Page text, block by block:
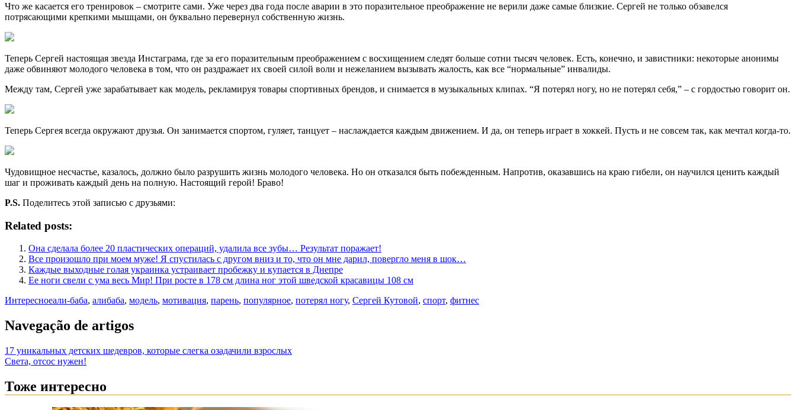
Что же касается его тренировок – смотрите сами. Уже через два года после аварии в это поразительное преображение не верили даже самые близкие. Сергей не только обзавелся
потрясающими крепкими мышцами, он буквально перевернул собственную жизнь.
Теперь Сергей настоящая звезда Инстаграма, где за его поразительным преображением с восхищением следят больше сотни тысяч человек. Есть, конечно, и завистники: некоторые анонимы
даже обвиняют молодого человека в том, что он раздражает их своей силой воли и нежеланием вызывать жалость, как все “нормальные” инвалиды.
Между там, Сергей уже зарабатывает как модель, рекламируя товары спортивных брендов, и снимается в музыкальных клипах. “Я потерял ногу, но не потерял себя,” – с гордостью говорит он.
Теперь Сергея всегда окружают друзья. Он занимается спортом, гуляет, танцует – наслаждается каждым движением. И да, он теперь играет в хоккей. Пусть и не совсем так, как мечтал когда-то.
Чудовищное несчастье, казалось, должно было разрушить жизнь молодого человека. Но он отказался быть побежденным. Напротив, оказавшись на краю гибели, он научился ценить каждый
шаг и проживать каждый день на полную. Настоящий герой! Браво!
P.S. Поделитесь этой записью с друзьями:
Related posts:
Она сделала более 20 пластических операций, удалила все зубы… Результат поражает!
Все произошло при моем муже! Я спустилась с другом вниз и то, что он мне дарил, повергло меня в шок…
Каждые выходные голая украинка устраивает пробежку и купается в Днепре
Ее ноги свели с ума весь Мир! При росте в 178 см длина ног этой шведской красавицы 108 см
Интересноеали-баба, алибаба, модель, мотивация, парень, популярное, потерял ногу, Сергей Кутовой, спорт, фитнес
Navegação de artigos
17 уникальных детских шедевров, которые слегка озадачили взрослых
Света, отсос нужен!
Тоже интересно